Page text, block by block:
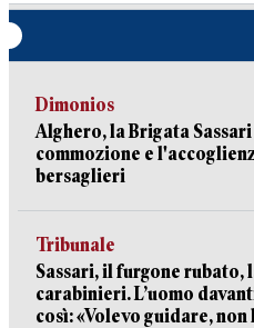
Dimonios
Alghero, la Brigata
commozione e
bersaglieri
Tribunale
Sassari, il furgone rubato,
carabinieri. L’uomo
così: «Volevo guidare,